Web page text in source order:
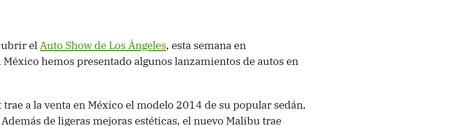
elAuto Show de Los Ángeles, esta semana en
hemos presentado algunos lanzamientos de autos en
trae a la venta en México el modelo 2014 de su popular sedán,
Además de ligeras mejoras estéticas, el nuevo Malibu trae